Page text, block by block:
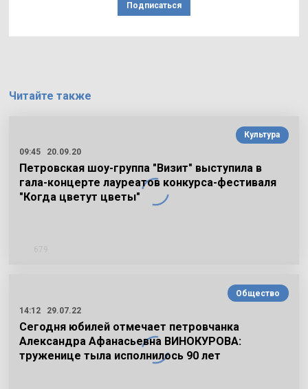
Подписаться
Читайте также
Культура
09:45
20.09.20
Петровская шоу-группа "Визит" выступила в
гала-концерте лауреатов конкурса-фестиваля
"Когда цветут цветы"
Общество
14:12
29.07.22
Сегодня юбилей отмечает петровчанка
Александра Афанасьевна ВИНОКУРОВА:
труженице тыла исполнилось 90 лет